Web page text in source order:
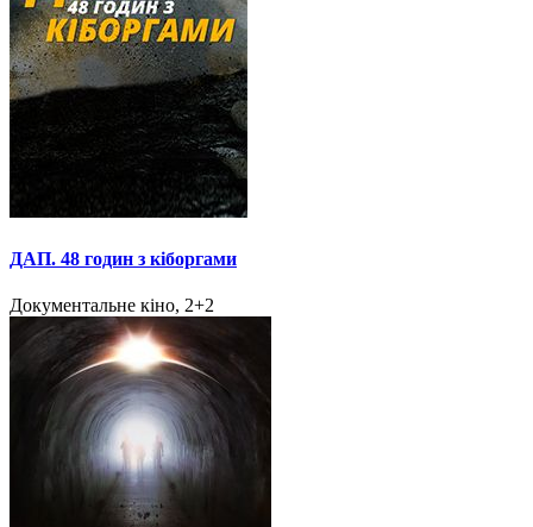
ДАП. 48 годин з кіборгами
Документальне кіно, 2+2